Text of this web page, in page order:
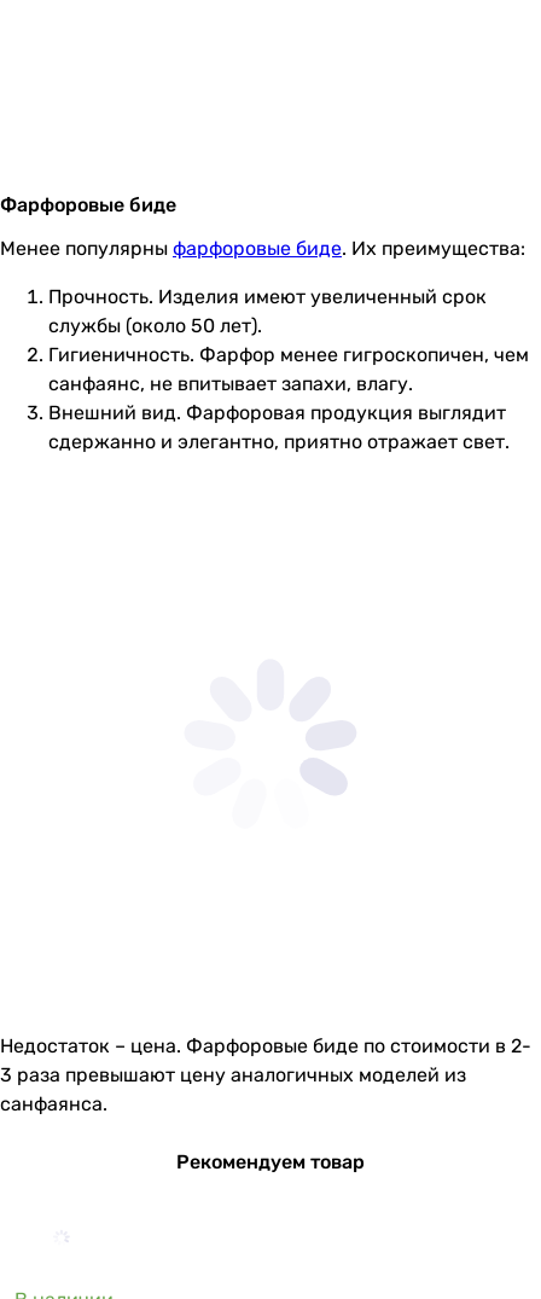
Фарфоровые биде
Менее популярны фарфоровые биде. Их преимущества:
Прочность. Изделия имеют увеличенный срок
службы (около 50 лет).
Гигиеничность. Фарфор менее гигроскопичен, чем
санфаянс, не впитывает запахи, влагу.
Внешний вид. Фарфоровая продукция выглядит
сдержанно и элегантно, приятно отражает свет.
Недостаток – цена. Фарфоровые биде по стоимости в 2-
3 раза превышают цену аналогичных моделей из
санфаянса.
Рекомендуем товар